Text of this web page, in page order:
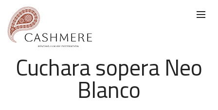
Cuchara sopera Neo
Blanco